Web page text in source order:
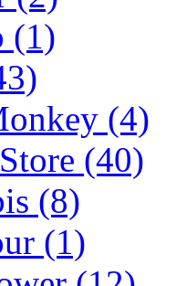
(1)
(4)
(40)
(8)
(1)